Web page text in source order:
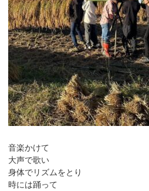
音楽かけて
大声で歌い
身体でリズムをとり
時には踊って